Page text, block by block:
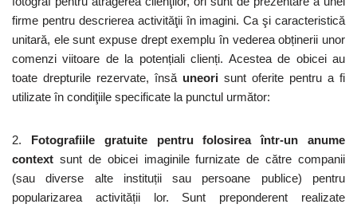
firme pentru descrierea activităţii în imagini. Ca şi caracteristică
unitară, ele sunt expuse drept exemplu în vederea obținerii unor
comenzi viitoare de la potențiali clienți. Acestea de obicei au
toate drepturile rezervate, însă uneori sunt oferite pentru a fi
utilizate în condiţiile specificate la punctul următor:
2. Fotografiile gratuite pentru folosirea într-un anume
context sunt de obicei imaginile furnizate de către companii
(sau diverse alte instituții sau persoane publice) pentru
popularizarea activității lor. Sunt preponderent realizate